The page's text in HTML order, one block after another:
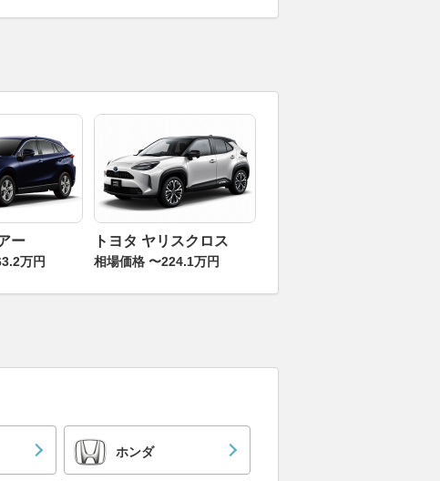
ー
万円
トヨタ ヤリスクロス
相場価格 〜224.1万円
ホンダ